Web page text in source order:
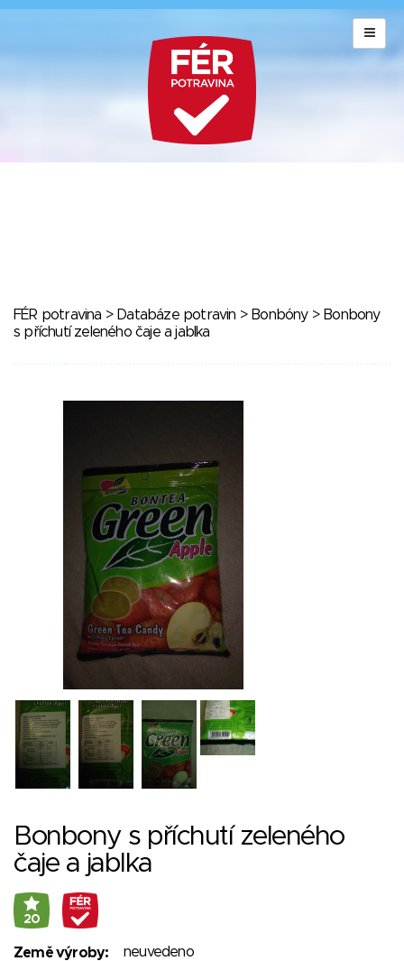
FÉR potravina > Databáze potravin > Bonbóny> Bonbony
s příchutí zeleného čaje a jablka
Bonbony s příchutí zeleného
čaje a jablka
20
Země výroby:
neuvedeno